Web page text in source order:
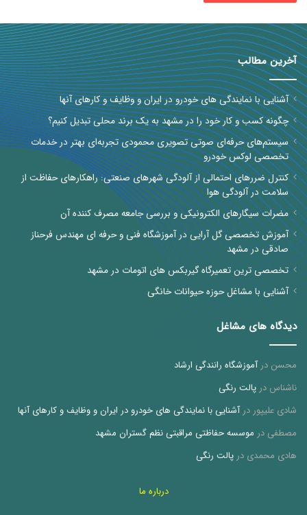
آخرین مطالب
آشنایی با نمایندگی های خودرو در ایران و وظایف و کارهای آنها
چگونه کسب و کار خود را در مشهد به یک برند محلی تبدیل کنیم؟
سیستم‌های حرفه‌ای صوتی تصویری محمودی تجربه‌ای بهتر در خدمات
تخصصی لوکس خودرو
کنترل ضررهای احتمالی از آلودگی شهرهای صنعتی: راهکارهای حفاظت از
سلامت در آلودگی هوا
مضرات سیگارهای الکترونیکی و بررسی جامعه مصرف کننده آن
آموزش تخصصی گل آرایی در آموزشگاه فنی و حرفه ای مهندس فرحناز
صادقی در مشهد
تخصصی ترین تعمیرگاه گیربکس های اتومات در مشهد
آشنایی با مشاغل حوزه حیوانات خانگی
دیدگاه های مشاغل
محسن درآموزشگاه رانندگی ارشاد
ناشناس در پالت رنگی
شادی علیپور درآشنایی با نمایندگی های خودرو در ایران و وظایف و کارهای آنها
مصطفی در موسسه حفاظتی مراقبتی نظم گستران مشهد
هادی محمدی در پالت رنگی
درباره ما